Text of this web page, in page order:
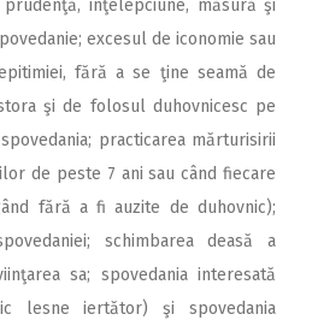
înţelepciune, măsură şi
excesul de ico­no­mie sau
fără a se ţine seamă de
şi de folosul duhovnicesc pe
practicarea mărturisirii
de peste 7 ani sau când fiecare
fără a fi auzite de duhovnic);
schimbarea deasă a
sa; spovedania interesată
lesne iertător) şi spovedania